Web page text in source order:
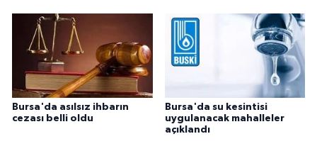
Bursa'da asılsız ihbarın
cezası belli oldu
Bursa'da su kesintisi
uygulanacak mahalleler
açıklandı